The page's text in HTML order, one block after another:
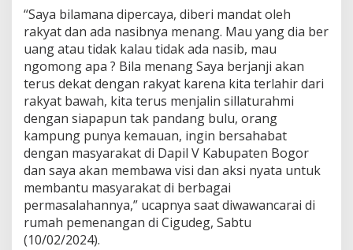
2
0
2
4
d
a
i
P
P
P
“Saya bilamana dipercaya, diberi mandat oleh
rakyat dan ada nasibnya menang. Mau yang dia ber
uang atau tidak kalau tidak ada nasib, mau
ngomong apa ? Bila menang Saya berjanji akan
terus dekat dengan rakyat karena kita terlahir dari
rakyat bawah, kita terus menjalin sillaturahmi
dengan siapapun tak pandang bulu, orang
kampung punya kemauan, ingin bersahabat
dengan masyarakat di Dapil V Kabupaten Bogor
dan saya akan membawa visi dan aksi nyata untuk
membantu masyarakat di berbagai
permasalahannya,” ucapnya saat diwawancarai di
rumah pemenangan di Cigudeg, Sabtu
(10/02/2024).